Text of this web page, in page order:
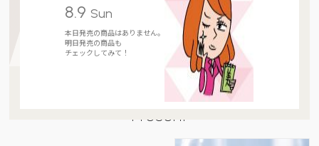
8.9 Sun
本日発売の商品はありません。
明日発売の商品も
チェックしてみて！
Present